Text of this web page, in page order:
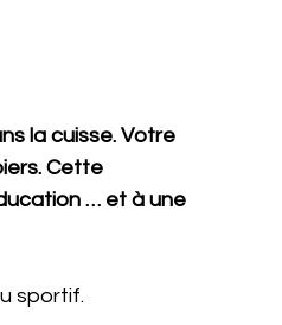
la cuisse. Votre
Cette
… et à une
sportif.